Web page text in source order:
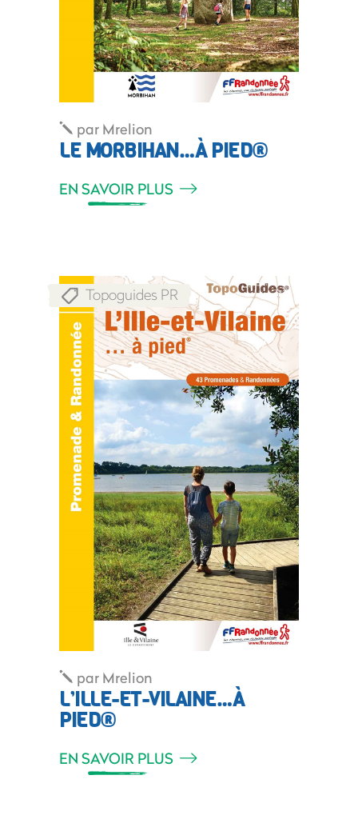
par Mrelion
LE MORBIHAN…À PIED®
EN SAVOIR PLUS
Topoguides PR
par Mrelion
L’ILLE-ET-VILAINE…À
PIED®
EN SAVOIR PLUS